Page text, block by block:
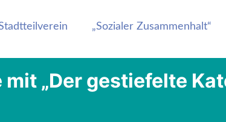
„Sozialer Zusammenhalt“
„Der gestiefelte